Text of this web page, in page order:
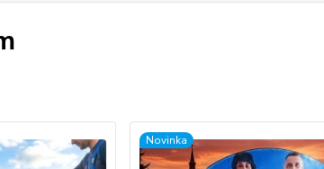
Novinka